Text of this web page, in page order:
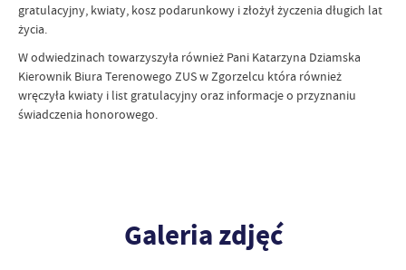
gratulacyjny, kwiaty, kosz podarunkowy i złożył życzenia długich lat
życia.
W odwiedzinach towarzyszyła również Pani Katarzyna Dziamska
Kierownik Biura Terenowego ZUS w Zgorzelcu która również
wręczyła kwiaty i list gratulacyjny oraz informacje o przyznaniu
świadczenia honorowego.
Galeria zdjęć